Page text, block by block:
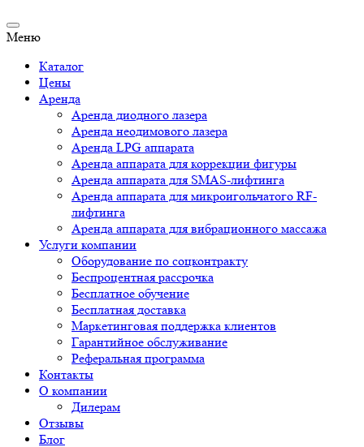
Меню
Каталог
Цены
Аренда
Аренда диодного лазера
Аренда неодимового лазера
Аренда LPG аппарата
Аренда аппарата для коррекции фигуры
Аренда аппарата для SMAS-лифтинга
Аренда аппарата для микроигольчатого RF-
лифтинга
Аренда аппарата для вибрационного массажа
Услуги компании
Оборудование по соцконтракту
Беспроцентная рассрочка
Бесплатное обучение
Бесплатная доставка
Маркетинговая поддержка клиентов
Гарантийное обслуживание
Реферальная программа
Контакты
О компании
Дилерам
Отзывы
Блог